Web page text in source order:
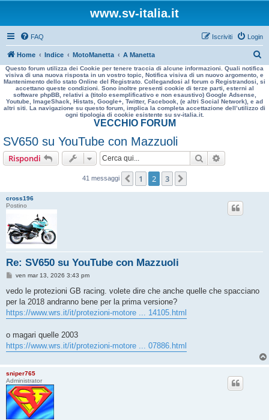
www.sv-italia.it
FAQ Login
Iscriviti
Home Indice MotoManetta A Manetta
e
r
a
Questo forum utilizza dei Cookie per tenere traccia di alcune informazioni. Quali notifica
visiva di una nuova risposta in un vostro topic, Notifica visiva di un nuovo argomento, e
Mantenimento dello stato Online del Registrato. Collegandosi al forum o Registrandosi, si
accettano queste condizioni. Sono inoltre presenti cookie di terze parti, esterni al
software phpBB, relativi a (titolo esemplificativo e non esaustivo) Google Adsense,
Youtube, ImageShack, Histats, Google+, Twitter, Facebook, (e altri Social Network), e ad
altri siti. La navigazione su questo forum, implica la completa accettazione dell’utilizzo di
ogni tipologia di cookie esistente su sv-italia.it.
VECCHIO FORUM
SV650 su YouTube con Mazzuoli
Rispondi Cerca
41 messaggi Precedente
1 2 3
cross196
Postino
Re: SV650 su YouTube con Mazzuoli
M
s
a
g
g
o
ven mar 13, 2026 3:43 pm
vedo le protezioni GB racing. volete dire che anche quelle che spacciano
per la 2018 andranno bene per la prima versione?
https://www.wrs.it/it/protezioni-motore ... 14105.html
o magari quelle 2003
https://www.wrs.it/it/protezioni-motore ... 07886.html
sniper765
Administrator